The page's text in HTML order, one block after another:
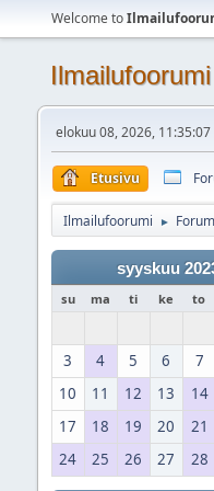
Welcome to
Ilmailufoorumi
elokuu 08, 2026, 11:35:07
Etusivu
Ilmailufoorumi ► Forum
syyskuu
su ma ti ke to
3
4 5 6 7
10
11 12 13 14
17
18 19 20 21
24
25 26 27 28